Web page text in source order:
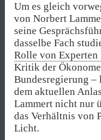
Um es gleich
von Norbert
seine
dasselbe Fach
Rolle von
Kritik der
Bundesregierung –
dem aktuellen
Lammert nicht nur
das Verhältnis von
Licht.